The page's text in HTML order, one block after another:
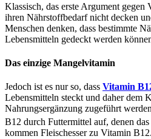
Klassisch, das erste Argument gegen
ihren Nährstoffbedarf nicht decken
Menschen denken, dass bestimmte
Lebensmitteln gedeckt werden
Das einzige Mangelvitamin
Jedoch ist es nur so, dass Vitamin
Lebensmitteln steckt und daher dem
Nahrungsergänzung zugeführt
B12 durch Futtermittel auf, denen
kommen Fleischesser zu Vitamin B12.